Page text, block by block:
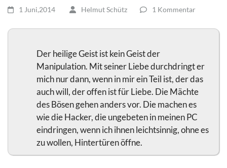
1 Juni,2014 Helmut Schütz 1 Kommentar
Der heilige Geist ist kein Geist der
Manipulation. Mit seiner Liebe durchdringt er
mich nur dann, wenn in mir ein Teil ist, der das
auch will, der offen ist für Liebe. Die Mächte
des Bösen gehen anders vor. Die machen es
wie die Hacker, die ungebeten in meinen PC
eindringen, wenn ich ihnen leichtsinnig, ohne es
zu wollen, Hintertüren öffne.